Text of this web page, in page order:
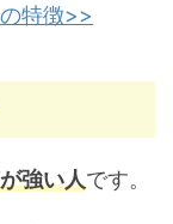
特徴>>
強い人です。